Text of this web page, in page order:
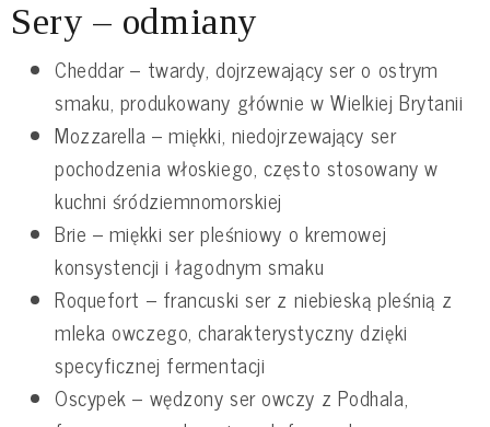
Sery – odmiany
Cheddar – twardy, dojrzewający ser o ostrym
smaku, produkowany głównie w Wielkiej Brytanii
Mozzarella – miękki, niedojrzewający ser
pochodzenia włoskiego, często stosowany w
kuchni śródziemnomorskiej
Brie – miękki ser pleśniowy o kremowej
konsystencji i łagodnym smaku
Roquefort – francuski ser z niebieską pleśnią z
mleka owczego, charakterystyczny dzięki
specyficznej fermentacji
Oscypek – wędzony ser owczy z Podhala,